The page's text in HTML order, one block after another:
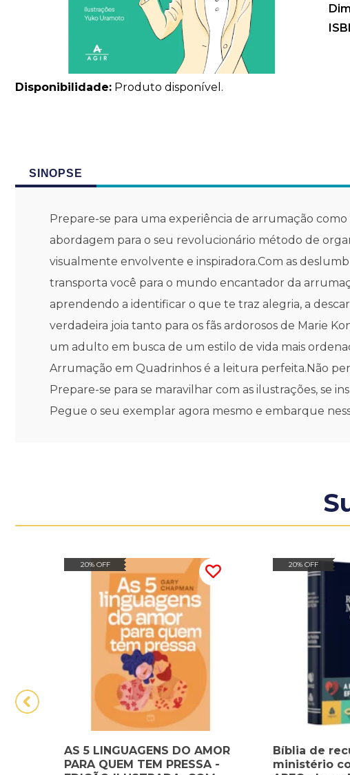
Disponibilidade: Produto disponível.
SINOPSE
Prepare-se para uma experiência de arrumação
abordagem para o seu revolucionário método de
visualmente envolvente e inspiradora.Com as
transporta você para o mundo encantador da
aprendendo a identificar o que te traz alegria, a
verdadeira joia tanto para os fãs ardorosos de Marie
um adulto em busca de um estilo de vida mais
Arrumação em Quadrinhos é a leitura perfeita.Não
Prepare-se para se maravilhar com as ilustrações, se
Pegue o seu exemplar agora mesmo e embarque
20% OFF
AS 5 LINGUAGENS DO AMOR
PARA QUEM TEM PRESSA -
20% OFF
Bíblia de
ministério